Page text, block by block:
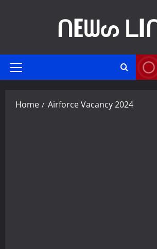
ᑎEᗯᔕ
Primary
Home Airforce Vacancy 2024